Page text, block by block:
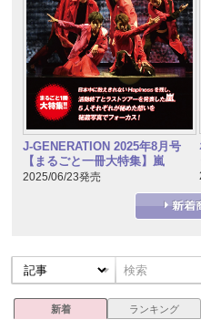
J-GENERATION 2025年8月号
【まるごと一冊大特集】嵐
2025/06/23発売
新着 ランキング